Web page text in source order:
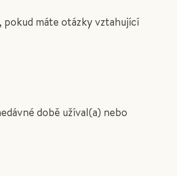
pokud máte otázky vztahující
době užíval(a) nebo